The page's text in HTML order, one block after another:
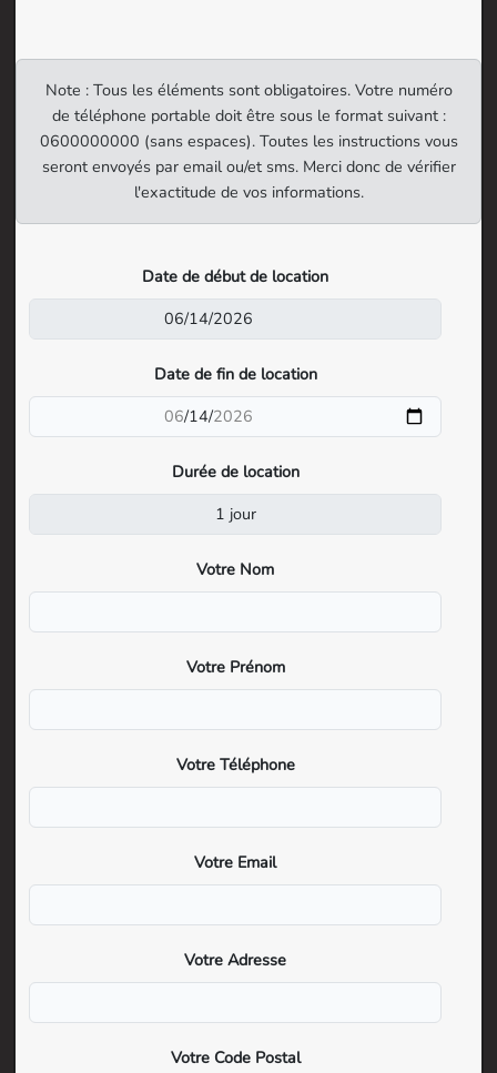
Note : Tous les éléments sont obligatoires. Votre numéro
de téléphone portable doit être sous le format suivant :
0600000000 (sans espaces). Toutes les instructions vous
seront envoyés par email ou/et sms. Merci donc de vérifier
l'exactitude de vos informations.
Date de début de location
Date de fin de location
Durée de location
Votre Nom
Votre Prénom
Votre Téléphone
Votre Email
Votre Adresse
Votre Code Postal